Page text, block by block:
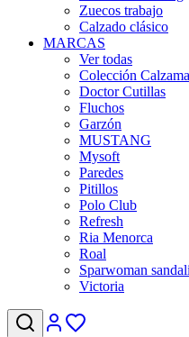
Zuecos trabajo
Calzado clásico
MARCAS
Ver todas
Colección
Doctor Cutillas
Fluchos
Garzón
MUSTANG
Mysoft
Paredes
Pitillos
Polo Club
Refresh
Ria Menorca
Roal
Sparwoman
Victoria